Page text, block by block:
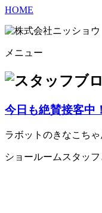
HOME
メニュー
今日も絶賛接客中！
ラボットのきなこちゃ
ショールームスタッ